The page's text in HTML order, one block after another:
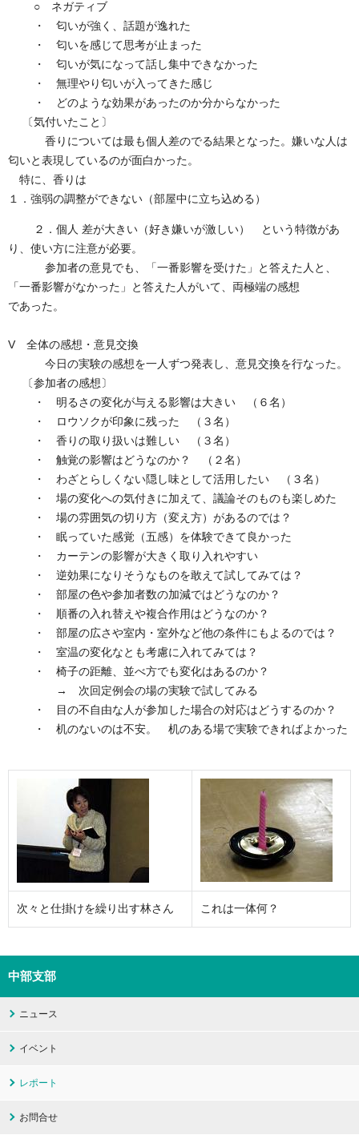
○ ネガティブ
・ 匂いが強く、話題が逸れた
・ 匂いを感じて思考が止まった
・ 匂いが気になって話し集中できなかった
・ 無理やり匂いが入ってきた感じ
・ どのような効果があったのか分からなかった
〔気付いたこと〕
香りについては最も個人差のでる結果となった。嫌いな人は
匂いと表現しているのが面白かった。
特に、香りは
１．強弱の調整ができない（部屋中に立ち込める）
２．個人 差が大きい（好き嫌いが激しい） という特徴があ
り、使い方に注意が必要。
参加者の意見でも、「一番影響を受けた」と答えた人と、
「一番影響がなかった」と答えた人がいて、両極端の感想
であった。
V 全体の感想・意見交換
今日の実験の感想を一人ずつ発表し、意見交換を行なった。
〔参加者の感想〕
・ 明るさの変化が与える影響は大きい （６名）
・ ロウソクが印象に残った （３名）
・ 香りの取り扱いは難しい （３名）
・ 触覚の影響はどうなのか？ （２名）
・ わざとらしくない隠し味として活用したい （３名）
・ 場の変化への気付きに加えて、議論そのものも楽しめた
・ 場の雰囲気の切り方（変え方）があるのでは？
・ 眠っていた感覚（五感）を体験できて良かった
・ カーテンの影響が大きく取り入れやすい
・ 逆効果になりそうなものを敢えて試してみては？
・ 部屋の色や参加者数の加減ではどうなのか？
・ 順番の入れ替えや複合作用はどうなのか？
・ 部屋の広さや室内・室外など他の条件にもよるのでは？
・ 室温の変化なとも考慮に入れてみては？
・ 椅子の距離、並べ方でも変化はあるのか？
→ 次回定例会の場の実験で試してみる
・ 目の不自由な人が参加した場合の対応はどうするのか？
・ 机のないのは不安。 机のある場で実験できればよかった
次々と仕掛けを繰り出す林さん これは一体何？
中部支部
ニュース
イベント
レポート
お問合せ